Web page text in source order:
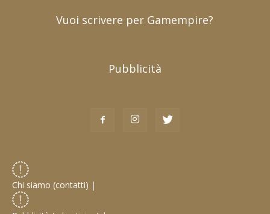
Vuoi scrivere per Gamempire?
Pubblicità
Chi siamo (contatti) |